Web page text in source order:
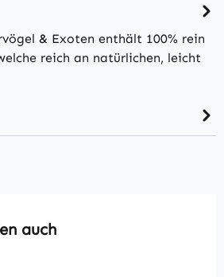
& Exoten enthält 100% rein
reich an natürlichen, leicht
auch